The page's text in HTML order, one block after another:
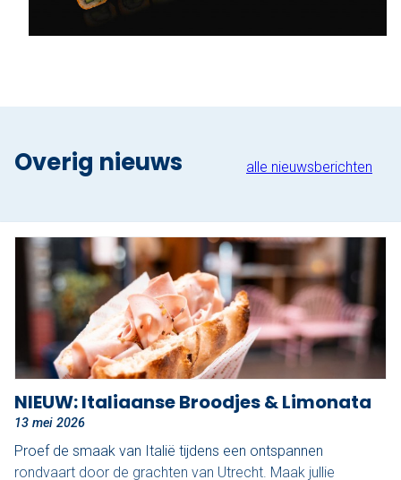
Nu aanvragen
Overig nieuws alle nieuwsberichten
NIEUW: Italiaanse Broodjes & Limonata
13 mei 2026
Proef de smaak van Italië tijdens een ontspannen
rondvaart door de grachten van Utrecht. Maak jullie